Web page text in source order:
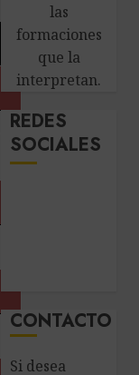
las
formaciones
que la
interpretan.
REDES
SOCIALES
CONTACTO
Si desea